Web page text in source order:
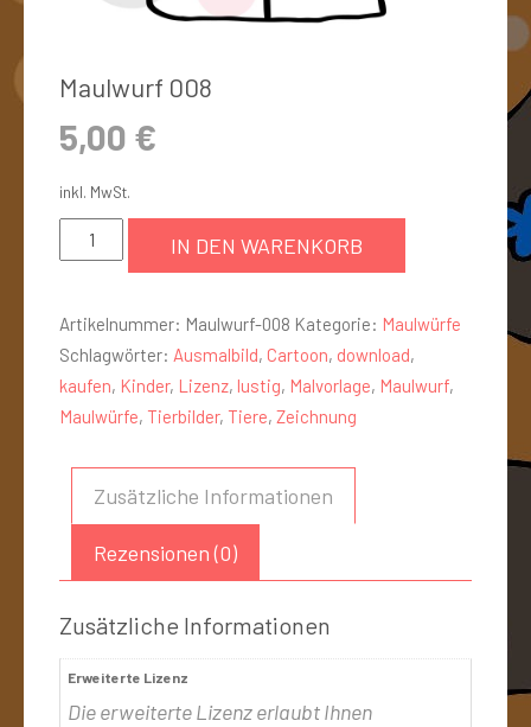
Maulwurf 008
5,00 €
inkl. MwSt.
IN DEN WARENKORB
Artikelnummer: Maulwurf-008 Kategorie: Maulwürfe
Schlagwörter: Ausmalbild, Cartoon, download,
kaufen, Kinder, Lizenz, lustig, Malvorlage, Maulwurf,
Maulwürfe, Tierbilder, Tiere, Zeichnung
Zusätzliche Informationen
Rezensionen (0)
Zusätzliche Informationen
Erweiterte Lizenz
Die erweiterte Lizenz erlaubt Ihnen